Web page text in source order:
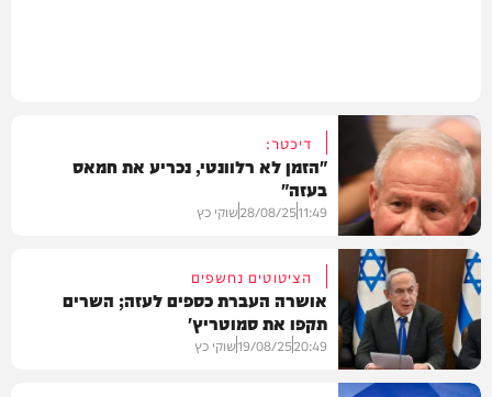
חדשות
דיכטר:
"הזמן לא רלוונטי, נכריע את חמאס
בעזה"
11:49
28/08/25שוקי כץ
הציטוטים נחשפים
אושרה העברת כספים לעזה; השרים
תקפו את סמוטריץ'
20:49
19/08/25שוקי כץ